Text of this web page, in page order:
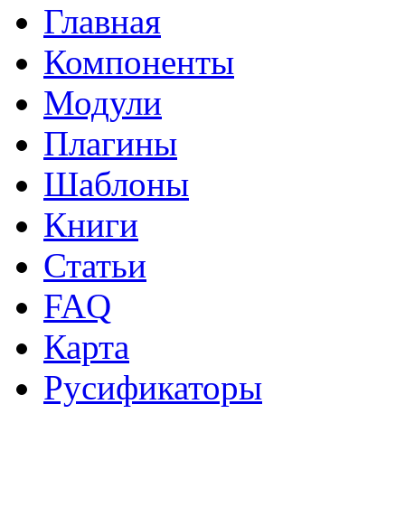
Главная
Компоненты
Модули
Плагины
Шаблоны
Книги
Статьи
FAQ
Карта
Русификаторы